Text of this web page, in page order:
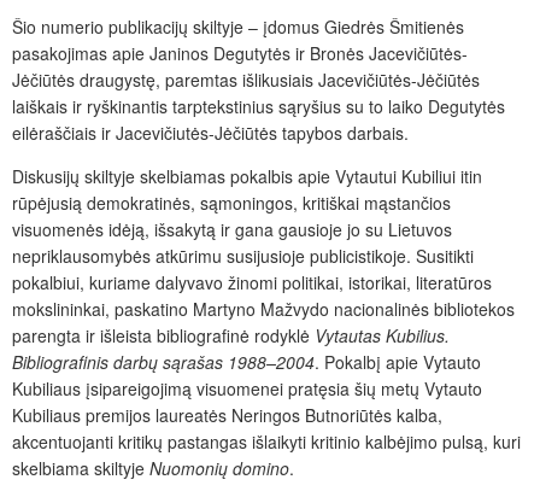
Šio numerio publikacijų skiltyje – įdomus Giedrės Šmitienės
pasakojimas apie Janinos Degutytės ir Bronės Jacevičiūtės-
Jėčiūtės draugystę, paremtas išlikusiais Jacevičiūtės-Jėčiūtės
laiškais ir ryškinantis tarptekstinius sąryšius su to laiko Degutytės
eilėraščiais ir Jacevičiutės-Jėčiūtės tapybos darbais.
Diskusijų skiltyje skelbiamas pokalbis apie Vytautui Kubiliui itin
rūpėjusią demokratinės, sąmoningos, kritiškai mąstančios
visuomenės idėją, išsakytą ir gana gausioje jo su Lietuvos
nepriklausomybės atkūrimu susijusioje publicistikoje. Susitikti
pokalbiui, kuriame dalyvavo žinomi politikai, istorikai, literatūros
mokslininkai, paskatino Martyno Mažvydo nacionalinės bibliotekos
parengta ir išleista bibliografinė rodyklė Vytautas Kubilius.
Bibliografinis darbų sąrašas 1988–2004. Pokalbį apie Vytauto
Kubiliaus įsipareigojimą visuomenei pratęsia šių metų Vytauto
Kubiliaus premijos laureatės Neringos Butnoriūtės kalba,
akcentuojanti kritikų pastangas išlaikyti kritinio kalbėjimo pulsą, kuri
skelbiama skiltyje Nuomonių domino.